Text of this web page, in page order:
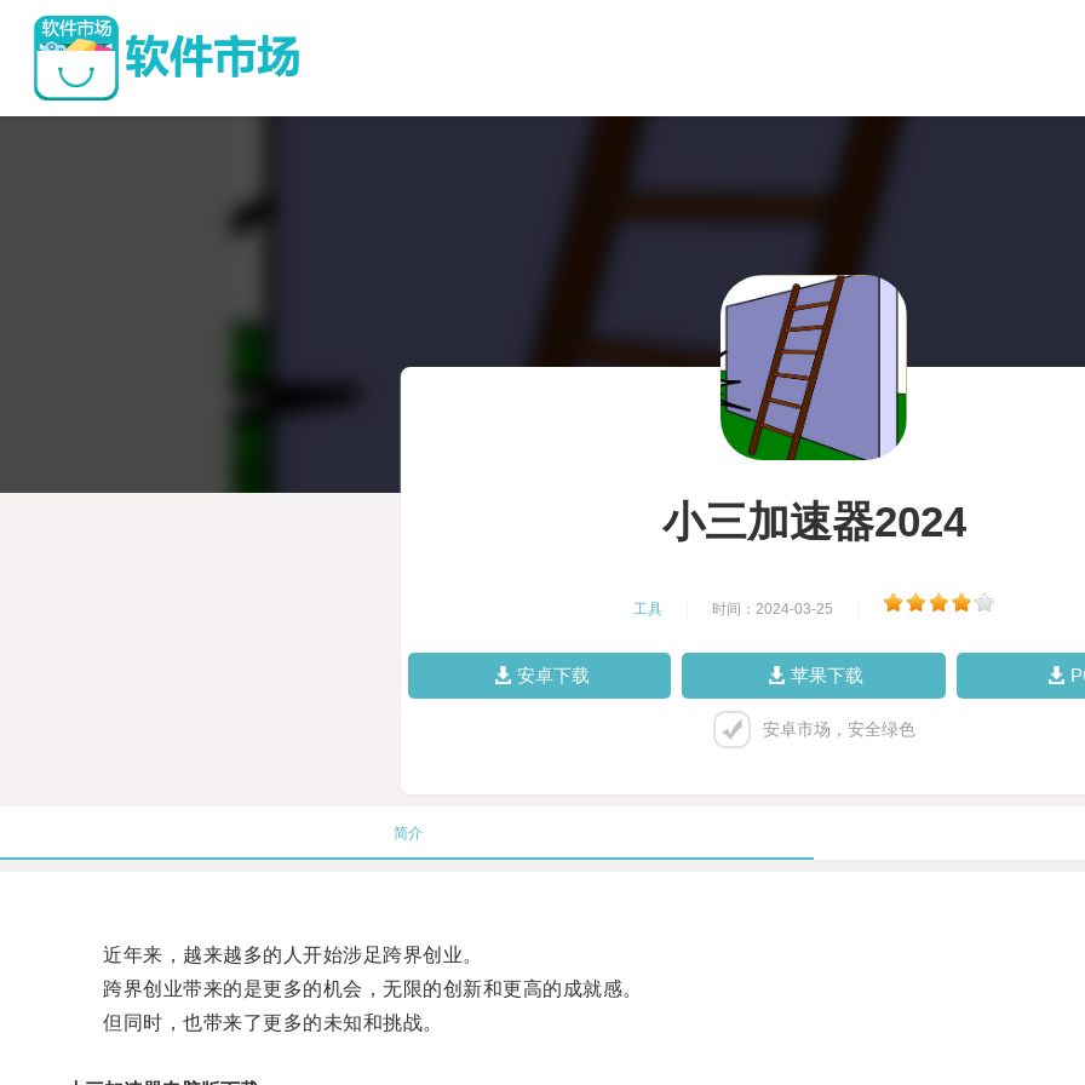
小三加速器2024
工具 时间：2024-03-25
安卓下载 苹果下载
安卓市场，安全绿色
简介
近年来，越来越多的人开始涉足跨界创业。
跨界创业带来的是更多的机会，无限的创新和更高的成就感。
但同时，也带来了更多的未知和挑战。